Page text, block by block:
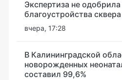
Экспертиза не
благоустройства
вчера, 17:28
В Калининградской
новорожденных
составил 99,6%